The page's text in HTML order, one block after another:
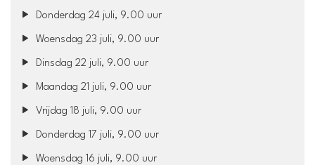
Donderdag 24 juli, 9.00 uur
Woensdag 23 juli, 9.00 uur
Dinsdag 22 juli, 9.00 uur
Maandag 21 juli, 9.00 uur
Vrijdag 18 juli, 9.00 uur
Donderdag 17 juli, 9.00 uur
Woensdag 16 juli, 9.00 uur